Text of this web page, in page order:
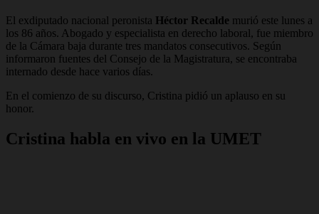
El exdiputado nacional peronista Héctor Recalde murió este lunes a
los 86 años. Abogado y especialista en derecho laboral, fue miembro
de la Cámara baja durante tres mandatos consecutivos. Según
informaron fuentes del Consejo de la Magistratura, se encontraba
internado desde hace varios días.
En el comienzo de su discurso, Cristina pidió un aplauso en su
honor.
Cristina habla en vivo en la UMET